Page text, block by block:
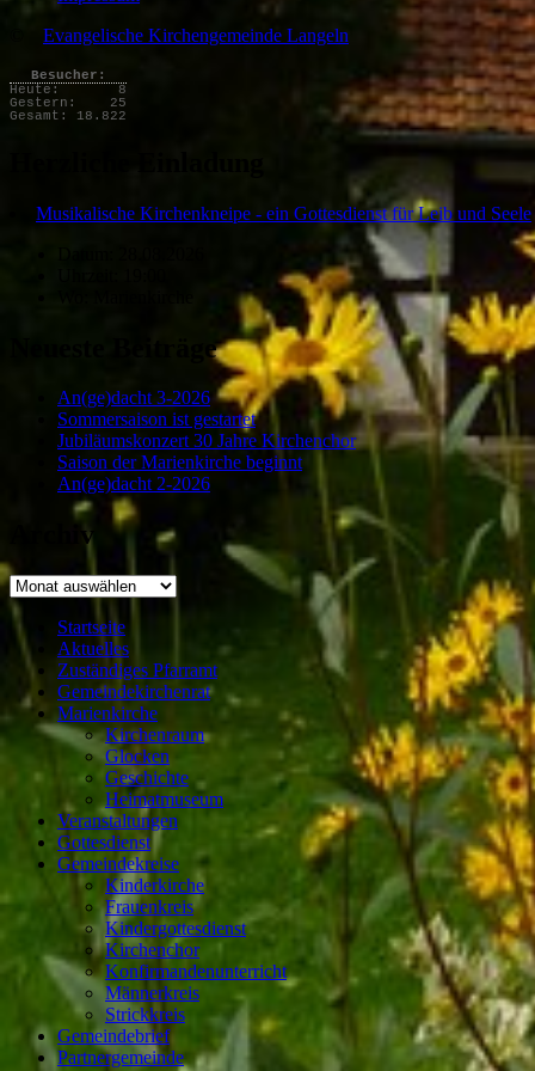
Evangelische Kirchengemeinde Langeln
Besucher:
Heute:
8
Gestern:
25
Gesamt:
18.822
Musikalische Kirchenkneipe - ein Gottesdienst für Leib und Seele
Neueste Beiträge
An(ge)dacht 3-2026
Sommersaison ist gestartet
Jubiläumskonzert 30 Jahre Kirchenchor
Saison der Marienkirche beginnt
An(ge)dacht 2-2026
Archiv
Archiv
Startseite
Aktuelles
Zuständiges Pfarramt
Gemeindekirchenrat
Marienkirche
Kirchenraum
Glocken
Geschichte
Heimatmuseum
Veranstaltungen
Gottesdienst
Gemeindekreise
Kinderkirche
Frauenkreis
Kindergottesdienst
Kirchenchor
Konfirmandenunterricht
Männerkreis
Strickkreis
Gemeindebrief
Partnergemeinde